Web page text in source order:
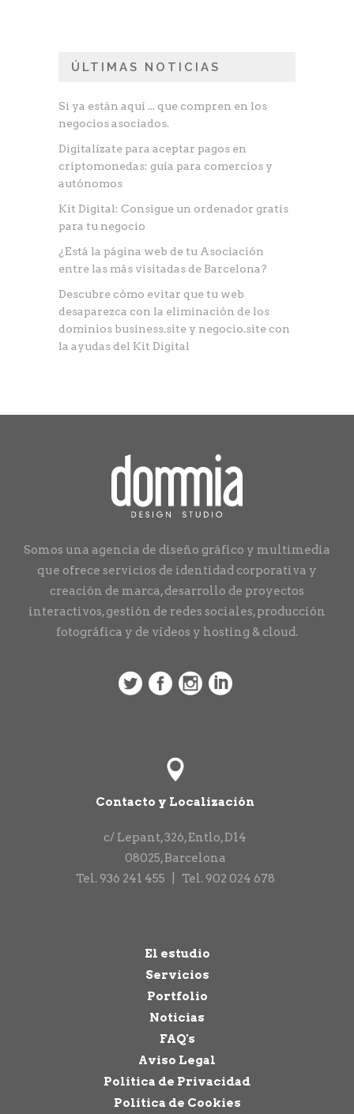
ÚLTIMAS NOTICIAS
Si ya están aquí ... que compren en los
negocios asociados.
Digitalízate para aceptar pagos en
criptomonedas: guía para comercios y
autónomos
Kit Digital: Consigue un ordenador gratis
para tu negocio
¿Está la página web de tu Asociación
entre las más visitadas de Barcelona?
Descubre cómo evitar que tu web
desaparezca con la eliminación de los
dominios business.site y negocio.site con
la ayudas del Kit Digital
Somos una agencia de diseño gráfico y multimedia
que ofrece servicios de identidad corporativa y
creación de marca, desarrollo de proyectos
interactivos, gestión de redes sociales, producción
fotográfica y de vídeos y hosting & cloud.
Contacto y Localización
c/ Lepant, 326, Entlo, D14
08025,Barcelona
Tel. 936 241 455 Tel. 902 024 678
El estudio
Servicios
Portfolio
Noticias
FAQ's
Aviso Legal
Política de Privacidad
Política de Cookies